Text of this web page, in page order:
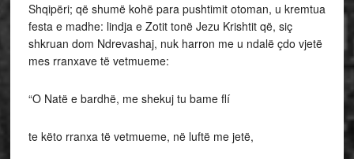
Shqipëri; që shumë kohë para pushtimit otoman, u kremtua
festa e madhe: lindja e Zotit tonë Jezu Krishtit që, siç
shkruan dom Ndrevashaj, nuk harron me u ndalë çdo vjetë
mes rranxave të vetmueme:
“O Natë e bardhë, me shekuj tu bame flí
te këto rranxa të vetmueme, në luftë me jetë,